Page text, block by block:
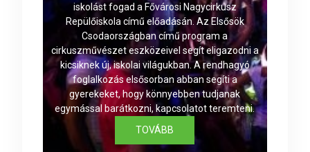
iskolást fogad a Fővárosi Nagycirkusz
Repülőiskola című előadásán. Az Elsősök
Csodaországban című program a
cirkuszművészet eszközeivel segít eligazodni a
kicsiknek új, iskolai világukban. A rendhagyó
foglalkozás elsősorban abban segíti a
gyerekeket, hogy könnyebben tudjanak
egymással barátkozni, kapcsolatot teremteni.
TOVÁBB